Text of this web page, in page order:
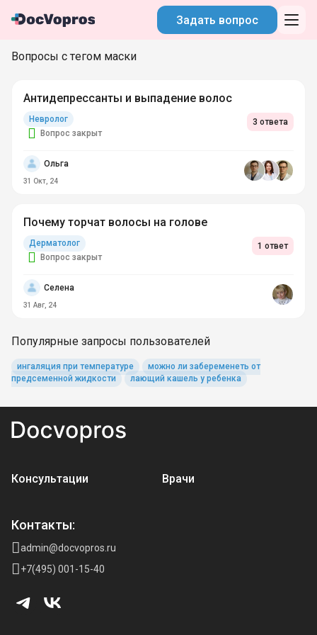
Задать вопрос
Вопросы с тегом маски
Антидепрессанты и выпадение волос
Невролог
Вопрос закрыт
3 ответа
Ольга
31 Окт, 24
Почему торчат волосы на голове
Дерматолог
Вопрос закрыт
1 ответ
Селена
31 Авг, 24
Популярные запросы пользователей
ингаляция при температуре
можно ли забеременеть от
предсеменной жидкости
лающий кашель у ребенка
Консультации Врачи
Контакты:
admin@docvopros.ru
+7(495) 001-15-40